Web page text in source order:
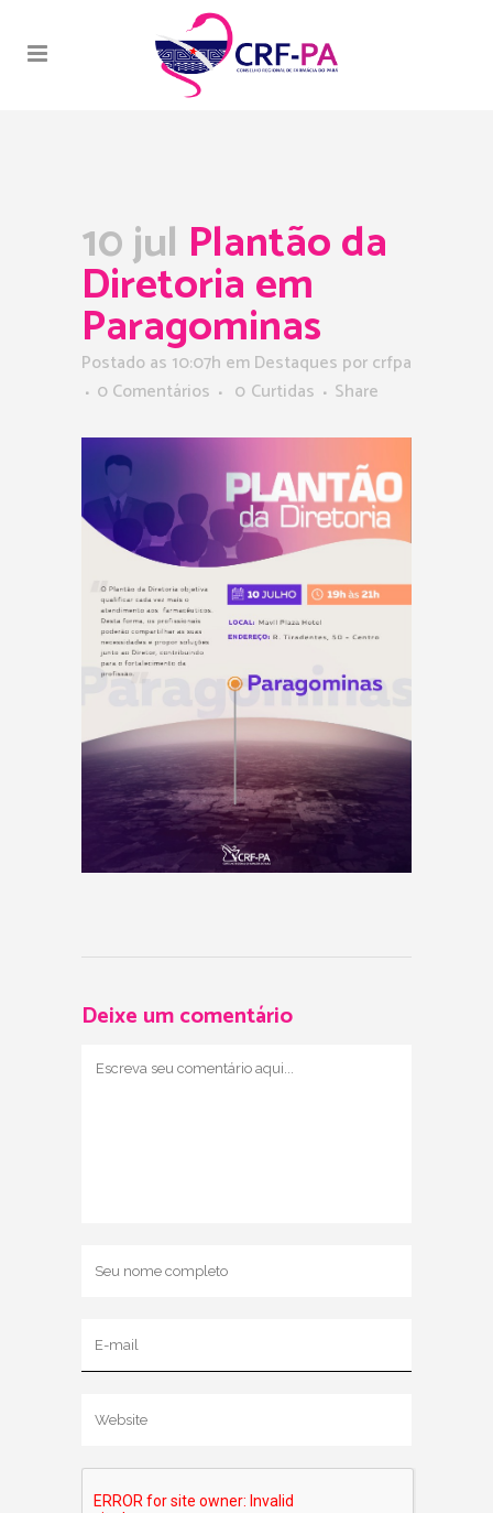
10 jul Plantão da
Diretoria em
Paragominas
Postado as 10:07h emDestaques porcrfpa
0 Comentários
0 Curtidas Share
Deixe um comentário